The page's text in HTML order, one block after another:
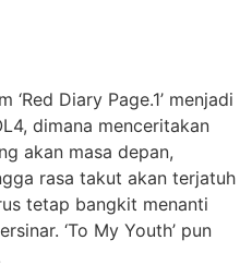
‘Red Diary Page.1’ menjadi
dimana menceritakan
akan masa depan,
rasa takut akan terjatuh
tetap bangkit menanti
‘To My Youth’ pun